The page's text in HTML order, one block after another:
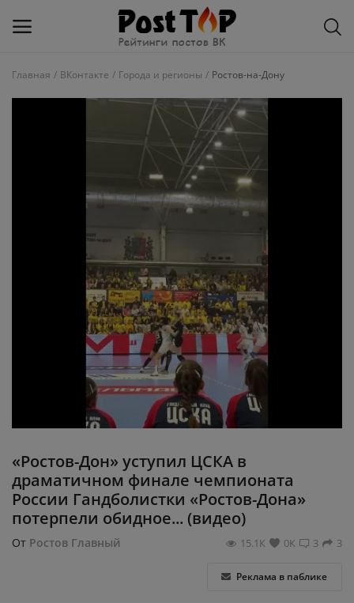
Статьи, обзоры
Главная ВКонтакте Города и регионы Ростов-на-Дону
«Ростов-Дон» уступил ЦСКА в
драматичном финале чемпионата
России Гандболистки «Ростов-Дона»
потерпели обидное... (видео)
От Ростов Главный 3
3
0К
15.1К
Реклама в паблике